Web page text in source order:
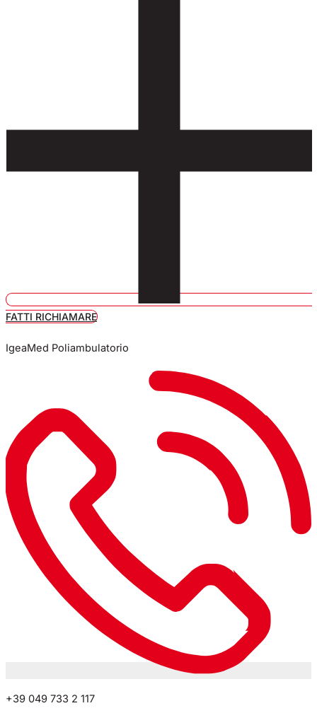
FATTI RICHIAMARE
IgeaMed Poliambulatorio
+39 049 733 2 117